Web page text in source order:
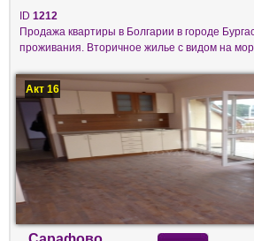
ID 1212
Продажа квартиры в Болгарии в городе
проживания. Вторичное жилье с видом на
Акт 16